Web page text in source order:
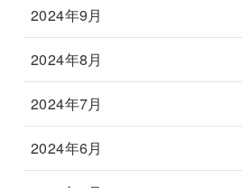
2024年9月
2024年8月
2024年7月
2024年6月